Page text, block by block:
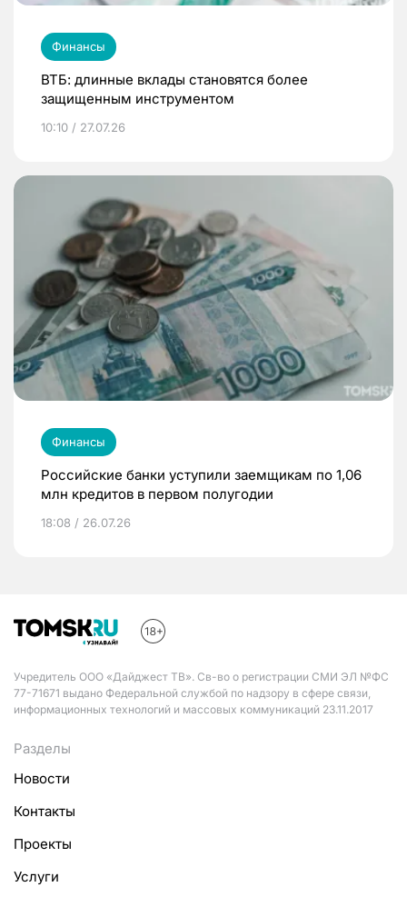
Финансы
ВТБ: длинные вклады становятся более
защищенным инструментом
10:10 / 27.07.26
Финансы
Российские банки уступили заемщикам по 1,06
млн кредитов в первом полугодии
18:08 / 26.07.26
Учредитель ООО «Дайджест ТВ». Св-во о регистрации СМИ ЭЛ №ФС
77-71671 выдано Федеральной службой по надзору в сфере связи,
информационных технологий и массовых коммуникаций 23.11.2017
Разделы
Новости
Контакты
Проекты
Услуги